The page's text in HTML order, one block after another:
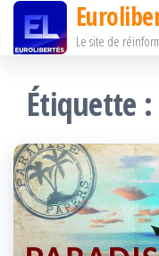
Passer
contenu
Le site de
Étiquette :